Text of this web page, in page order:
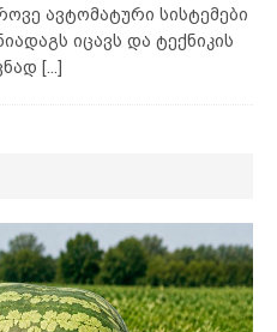
ავტომატური სისტემები
იცავს და ტექნიკის
[...]